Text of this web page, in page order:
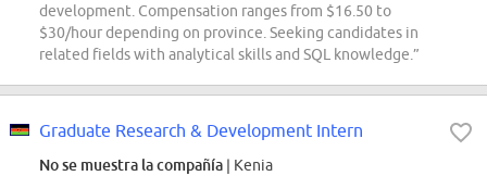
development. Compensation ranges from $16.50 to
$30/hour depending on province. Seeking candidates in
related fields with analytical skills and SQL knowledge.”
Graduate Research & Development Intern
No se muestra la compañía | Kenia